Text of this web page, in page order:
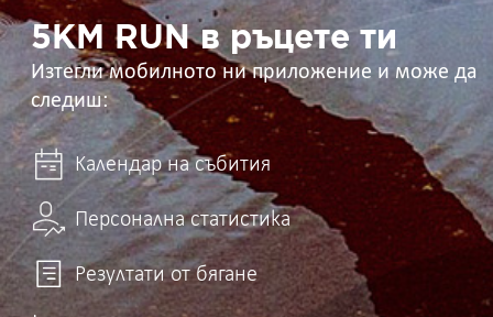
ръцете
ти 5KM RUN в ръцете ти
Изтегли мобилното ни приложение и може да
следиш:
Календар на събития
Персонална статистика
Резултати от бягане